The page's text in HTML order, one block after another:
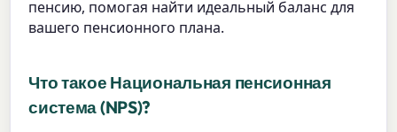
пенсию, помогая найти идеальный баланс для
вашего пенсионного плана.
Что такое Национальная пенсионная
система (NPS)?